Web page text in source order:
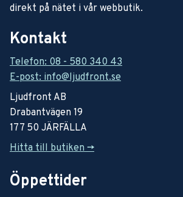
direkt på nätet i vår webbutik.
Kontakt
Telefon: 08 - 580 340 43
E-post: info@ljudfront.se
Ljudfront AB
Drabantvägen 19
177 50 JÄRFÄLLA
Hitta till butiken ->
Öppettider